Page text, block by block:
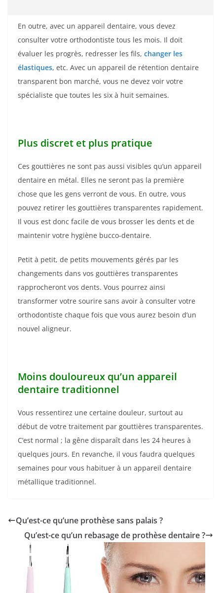
En outre, avec un appareil dentaire, vous devez
consulter votre orthodontiste tous les mois. Il doit
évaluer les progrès, redresser les fils, changer les
élastiques, etc. Avec un appareil de rétention dentaire
transparent bon marché, vous ne devez voir votre
spécialiste que toutes les six à huit semaines.
Plus discret et plus pratique
Ces gouttières ne sont pas aussi visibles qu’un appareil
dentaire en métal. Elles ne seront pas la première
chose que les gens verront de vous. En outre, vous
pouvez retirer les gouttières transparentes rapidement.
Il vous est donc facile de vous brosser les dents et de
maintenir votre hygiène bucco-dentaire.
Petit à petit, de petits mouvements gérés par les
changements dans vos gouttières transparentes
rapprocheront vos dents. Vous pourrez ainsi
transformer votre sourire sans avoir à consulter votre
orthodontiste chaque fois que vous aurez besoin d’un
nouvel aligneur.
Moins douloureux qu’un appareil
dentaire traditionnel
Vous ressentirez une certaine douleur, surtout au
début de votre traitement par gouttières transparentes.
C’est normal ; la gêne disparaît dans les 24 heures à
quelques jours. En revanche, il vous faudra quelques
semaines pour vous habituer à un appareil dentaire
métallique traditionnel.
Qu’est-ce qu’une prothèse sans palais ?
Qu’est-ce qu’un rebasage de prothèse dentaire ?